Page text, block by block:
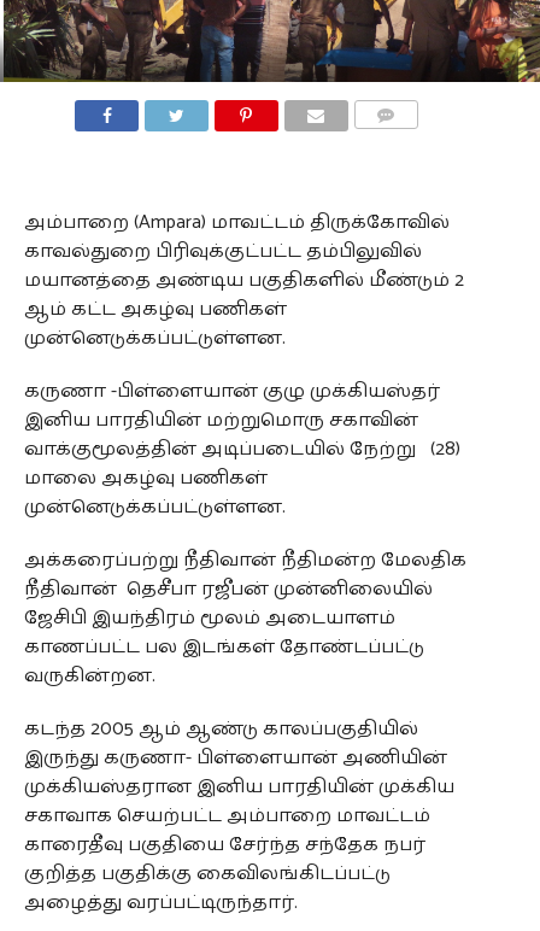
அம்பாறை (Ampara) மாவட்டம் திருக்கோவில்
காவல்துறை பிரிவுக்குட்பட்ட தம்பிலுவில்
மயானத்தை அண்டிய பகுதிகளில் மீண்டும் 2
ஆம் கட்ட அகழ்வு பணிகள்
முன்னெடுக்கப்பட்டுள்ளன.
கருணா -பிள்ளையான் குழு முக்கியஸ்தர்
இனிய பாரதியின் மற்றுமொரு சகாவின்
வாக்குமூலத்தின் அடிப்படையில் நேற்று (28)
மாலை அகழ்வு பணிகள்
முன்னெடுக்கப்பட்டுள்ளன.
அக்கரைப்பற்று நீதிவான் நீதிமன்ற மேலதிக
நீதிவான் தெசீபா ரஜீபன் முன்னிலையில்
ஜேசிபி இயந்திரம் மூலம் அடையாளம்
காணப்பட்ட பல இடங்கள் தோண்டப்பட்டு
வருகின்றன.
கடந்த 2005 ஆம் ஆண்டு காலப்பகுதியில்
இருந்து கருணா- பிள்ளையான் அணியின்
முக்கியஸ்தரான இனிய பாரதியின் முக்கிய
சகாவாக செயற்பட்ட அம்பாறை மாவட்டம்
காரைதீவு பகுதியை சேர்ந்த சந்தேக நபர்
குறித்த பகுதிக்கு கைவிலங்கிடப்பட்டு
அழைத்து வரப்பட்டிருந்தார்.